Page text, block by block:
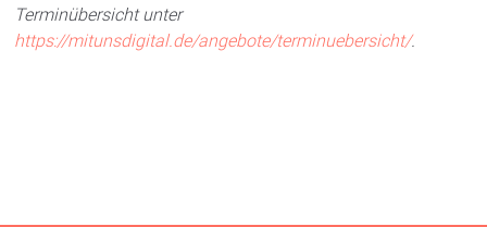
Terminübersicht unter
https://mitunsdigital.de/angebote/terminuebersicht/.